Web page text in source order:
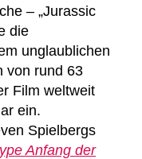
– „Jurassic
die
unglaublichen
von rund 63
Film weltweit
ein.
Spielbergs
Anfang der